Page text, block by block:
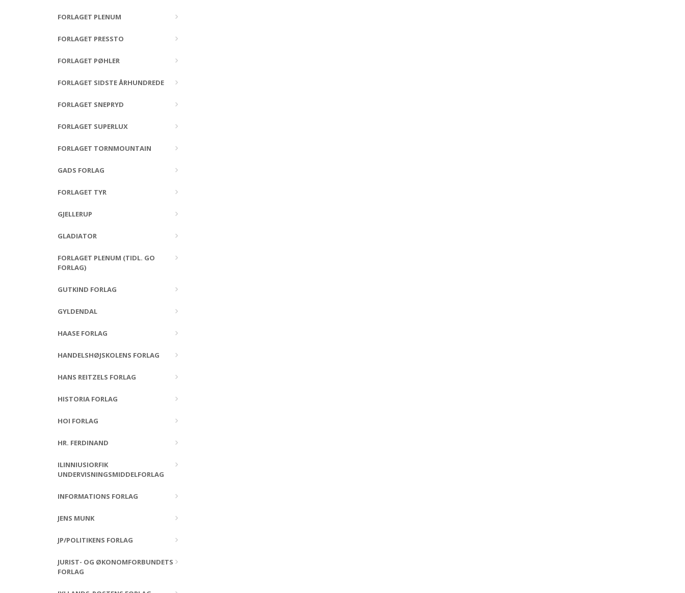
FORLAGET PLENUM
FORLAGET PRESSTO
FORLAGET PØHLER
FORLAGET SIDSTE ÅRHUNDREDE
FORLAGET SNEPRYD
FORLAGET SUPERLUX
FORLAGET TORNMOUNTAIN
GADS FORLAG
FORLAGET TYR
GJELLERUP
GLADIATOR
FORLAGET PLENUM (TIDL. GO
FORLAG)
GUTKIND FORLAG
GYLDENDAL
HAASE FORLAG
HANDELSHØJSKOLENS FORLAG
HANS REITZELS FORLAG
HISTORIA FORLAG
HOI FORLAG
HR. FERDINAND
ILINNIUSIORFIK
UNDERVISNINGSMIDDELFORLAG
INFORMATIONS FORLAG
JENS MUNK
JP/POLITIKENS FORLAG
JURIST- OG ØKONOMFORBUNDETS
FORLAG